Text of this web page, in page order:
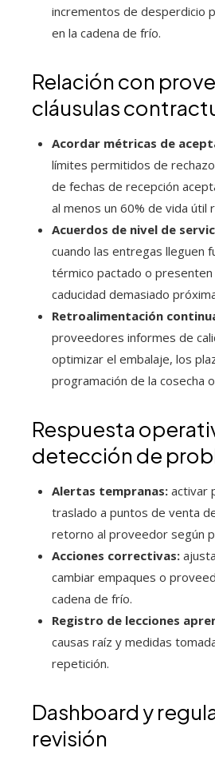
incrementos de desperdicio
en la cadena de frío.
Relación con
cláusulas
Acordar métricas de
límites permitidos de
de fechas de recepción
al menos un 60% de vida útil
Acuerdos de nivel de
cuando las entregas lleguen
térmico pactado o presenten
caducidad demasiado
Retroalimentación
proveedores informes de
optimizar el embalaje, los
programación de la cosecha
Respuesta
detección de
Alertas tempranas: activar
traslado a puntos de venta
retorno al proveedor según
Acciones correctivas:
cambiar empaques o
cadena de frío.
Registro de lecciones
causas raíz y medidas
repetición.
Dashboard y
revisión